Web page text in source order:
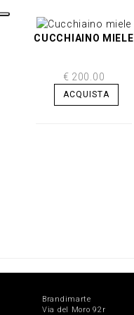
CUCCHIAINO MIELE
€ 200.00
ACQUISTA
Brandimarte
Via del Moro 92r